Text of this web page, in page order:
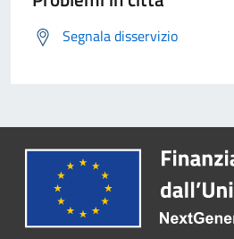
Segnala disservizio